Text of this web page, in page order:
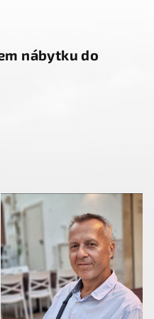
nábytku do